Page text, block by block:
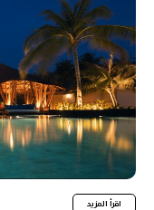
اقرأ المزيد